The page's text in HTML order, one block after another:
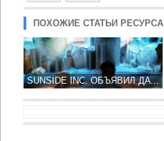
ПОХОЖИЕ СТАТЬИ РЕСУРСА
SUNSIDE INC. ОБЪЯВИЛ ДАТУ ВЫХОДА ABDUCTED - 19 ДЕКАБРЯ!